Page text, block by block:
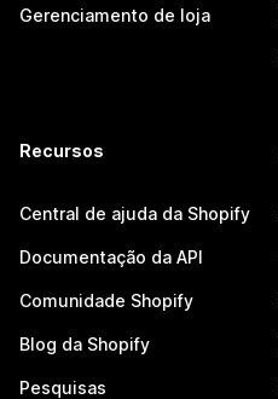
Gerenciamento de loja
Recursos
Central de ajuda da Shopify
Documentação da API
Comunidade Shopify
Blog da Shopify
Pesquisas